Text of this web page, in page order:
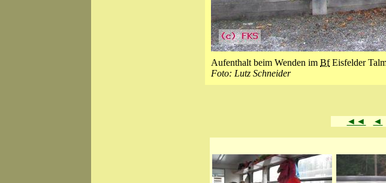
Aufenthalt beim Wenden im BfEisfelder
Foto: Lutz Schneider
◄◄ ◄